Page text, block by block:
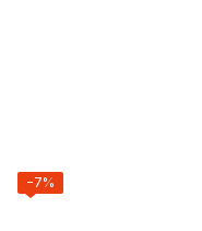
−7%